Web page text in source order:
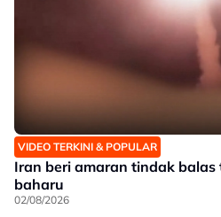
VIDEO TERKINI & POPULAR
Iran beri amaran tindak
baharu
02/08/2026